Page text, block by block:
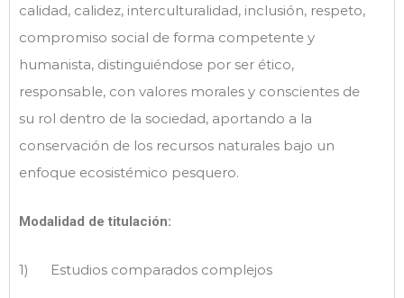
calidad, calidez, interculturalidad, inclusión, respeto,
compromiso social de forma competente y
humanista, distinguiéndose por ser ético,
responsable, con valores morales y conscientes de
su rol dentro de la sociedad, aportando a la
conservación de los recursos naturales bajo un
enfoque ecosistémico pesquero.
Modalidad de titulación:
1) Estudios comparados complejos